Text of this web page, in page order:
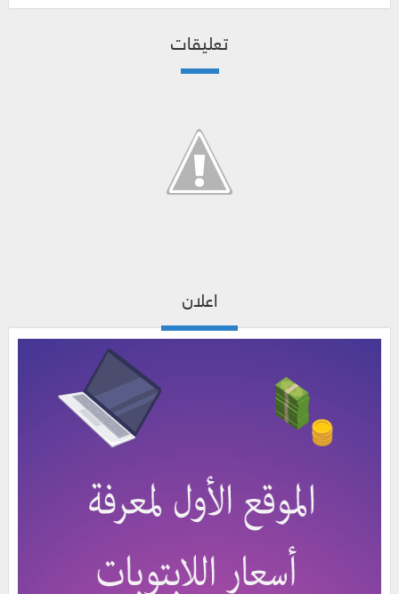
تعليقات
اعلان